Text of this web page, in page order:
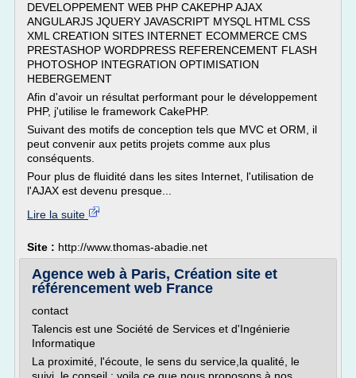
DEVELOPPEMENT WEB PHP CAKEPHP AJAX
ANGULARJS JQUERY JAVASCRIPT MYSQL HTML CSS
XML CREATION SITES INTERNET ECOMMERCE CMS
PRESTASHOP WORDPRESS REFERENCEMENT FLASH
PHOTOSHOP INTEGRATION OPTIMISATION
HEBERGEMENT
Afin d'avoir un résultat performant pour le développement
PHP, j'utilise le framework CakePHP.
Suivant des motifs de conception tels que MVC et ORM, il
peut convenir aux petits projets comme aux plus
conséquents.
Pour plus de fluidité dans les sites Internet, l'utilisation de
l'AJAX est devenu presque...
Lire la suite
Site : http://www.thomas-abadie.net
Agence web à Paris, Création site et
référencement web France
contact
Talencis est une Société de Services et d'Ingénierie
Informatique
La proximité, l'écoute, le sens du service,la qualité, le